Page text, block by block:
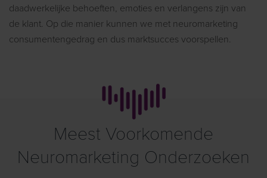
daadwerkelijke behoeften, emoties en verlangens zijn van
de klant. Op die manier kunnen we met neuromarketing
consumentengedrag en dus marktsucces voorspellen.
Meest Voorkomende
Neuromarketing Onderzoeken